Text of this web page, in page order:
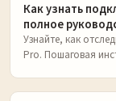
Как узнать
полное
Узнайте, как
Pro. Пошаговая